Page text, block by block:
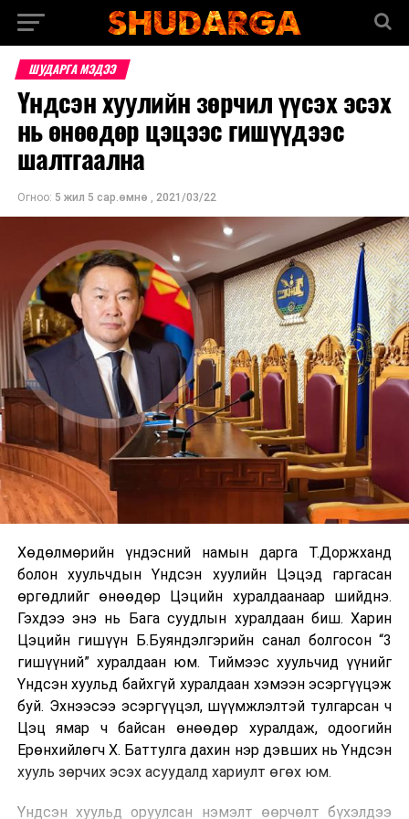
ШУДАРГА МЭДЭЭ
Үндсэн хуулийн зөрчил үүсэх эсэх
нь өнөөдөр цэцээс гишүүдээс
шалтгаална
Огноо: 5 жил 5 сар.өмнө , 2021/03/22
Хөдөлмөрийн үндэсний намын дарга Т.Доржханд
болон хуульчдын Үндсэн хуулийн Цэцэд гаргасан
өргөдлийг өнөөдөр Цэцийн хуралдаанаар шийднэ.
Гэхдээ энэ нь Бага суудлын хуралдаан биш. Харин
Цэцийн гишүүн Б.Буяндэлгэрийн санал болгосон “3
гишүүний” хуралдаан юм. Тиймээс хуульчид үүнийг
Үндсэн хуульд байхгүй хуралдаан хэмээн эсэргүүцэж
буй. Эхнээсээ эсэргүүцэл, шүүмжлэлтэй тулгарсан ч
Цэц ямар ч байсан өнөөдөр хуралдаж, одоогийн
Ерөнхийлөгч Х. Баттулга дахин нэр дэвших нь Үндсэн
хууль зөрчих эсэх асуудалд хариулт өгөх юм.
Үндсэн хуульд оруулсан нэмэлт өөрчөлт бүхэлдээ